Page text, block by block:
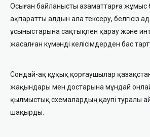
Осыған байланысты азаматтарға жұмыс
ақпаратты алдын ала тексеру, белгісіз
ұсыныстарына сақтықпен қарау және
жасалған күмәнді келісімдерден бас
Сондай-ақ құқық қорғаушылар
жақындары мен достарына мұндай
қылмыстық схемалардың қаупі туралы
шақырды.